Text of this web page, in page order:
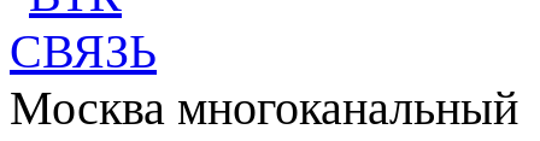
Москва многоканальный